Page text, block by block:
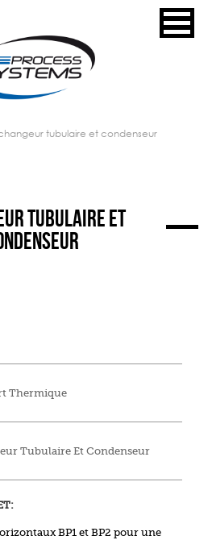
tubulaire et condenseur
TUBULAIRE ET
Thermique
Tubulaire Et Condenseur
BP1 et BP2 pour une